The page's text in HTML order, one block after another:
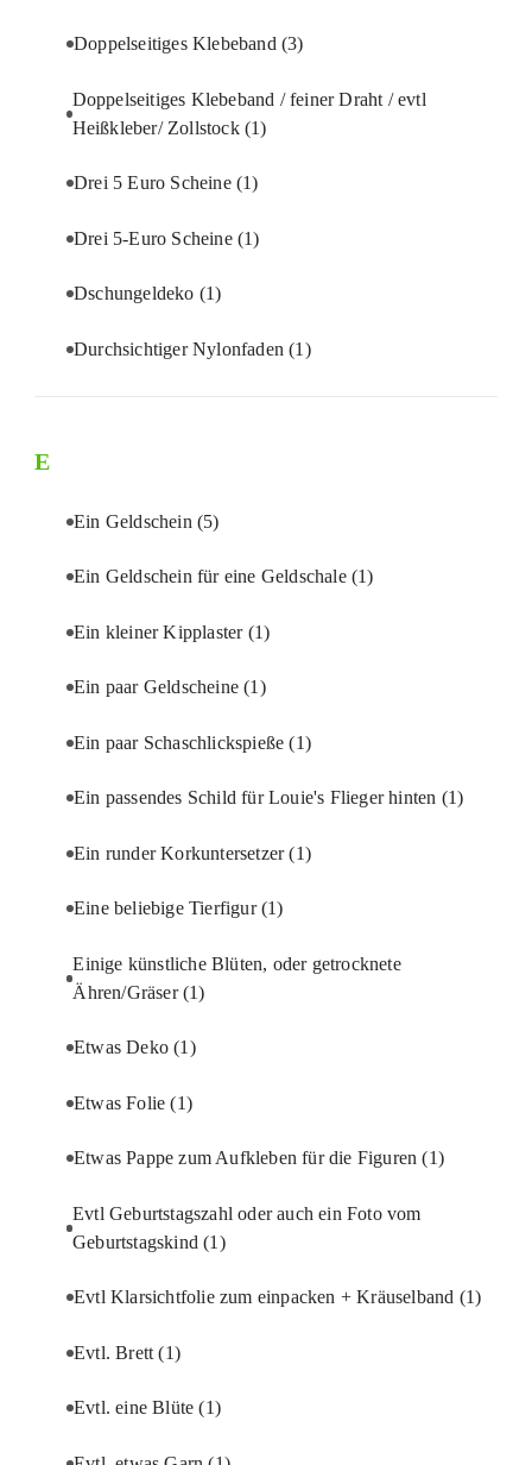
Doppelseitiges Klebeband (3)
Doppelseitiges Klebeband / feiner Draht / evtl
Heißkleber/ Zollstock(1)
Drei 5 Euro Scheine (1)
Drei 5-Euro Scheine (1)
Dschungeldeko (1)
Durchsichtiger Nylonfaden(1)
E
Ein Geldschein (5)
Ein Geldschein für eine Geldschale (1)
Ein kleiner Kipplaster (1)
Ein paar Geldscheine(1)
Ein paar Schaschlickspieße(1)
Ein passendes Schild für Louie's Flieger hinten (1)
Ein runder Korkuntersetzer(1)
Eine beliebige Tierfigur(1)
Einige künstliche Blüten, oder getrocknete
Ähren/Gräser(1)
Etwas Deko(1)
Etwas Folie(1)
Etwas Pappe zum Aufkleben für die Figuren(1)
Evtl Geburtstagszahl oder auch ein Foto vom
Geburtstagskind(1)
Evtl Klarsichtfolie zum einpacken + Kräuselband (1)
Evtl. Brett(1)
Evtl. eine Blüte(1)